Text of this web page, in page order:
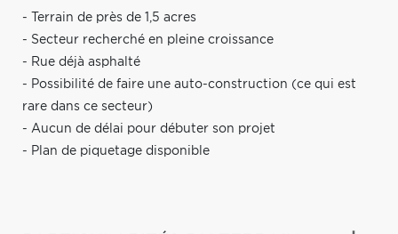
- Terrain de près de 1,5 acres
- Secteur recherché en pleine croissance
- Rue déjà asphalté
- Possibilité de faire une auto-construction (ce qui est
rare dans ce secteur)
- Aucun de délai pour débuter son projet
- Plan de piquetage disponible